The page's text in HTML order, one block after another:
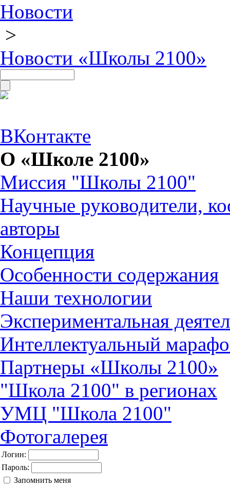
Новости
>
Новости «Школы 2100»
ВКонтакте
О «Школе 2100»
Миссия "Школы 2100"
Научные руководители,
авторы
Концепция
Особенности содержания
Наши технологии
Экспериментальная
Интеллектуальный
Партнеры «Школы 2100»
"Школа 2100" в регионах
УМЦ "Школа 2100"
Фотогалерея
Логин:
Пароль:
Запомнить меня